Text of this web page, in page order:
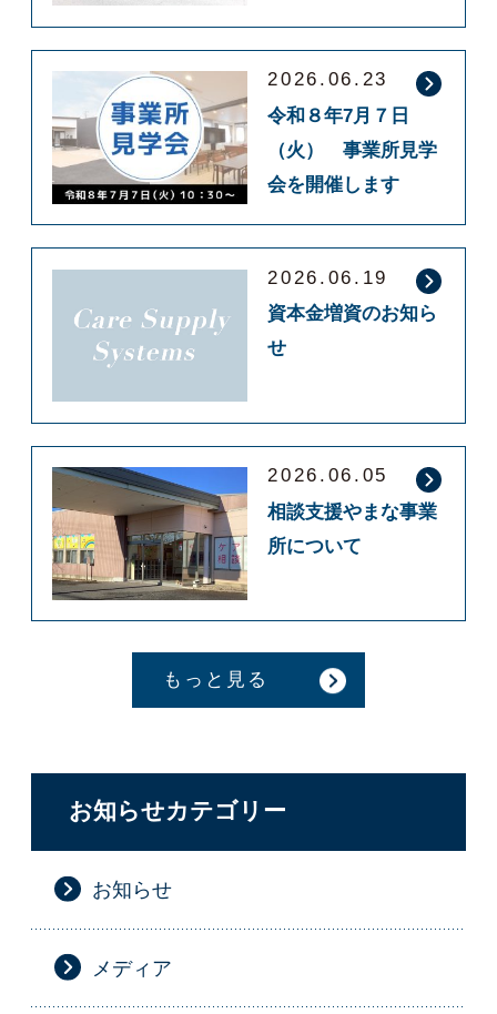
2026.06.23
令和８年7月７日
（火） 事業所見学
会を開催します
2026.06.19
資本金増資のお知ら
せ
2026.06.05
相談支援やまな事業
所について
もっと見る
お知らせカテゴリー
お知らせ
メディア